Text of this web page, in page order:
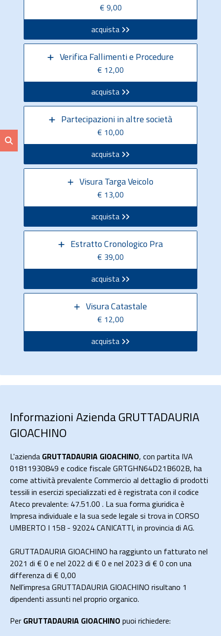
€ 9,00
acquista
Verifica Fallimenti e Procedure
€ 12,00
acquista
Partecipazioni in altre società
€ 10,00
acquista
Visura Targa Veicolo
€ 13,00
acquista
Estratto Cronologico Pra
€ 39,00
acquista
Visura Catastale
€ 12,00
acquista
Informazioni Azienda GRUTTADAURIA
GIOACHINO
L'azienda GRUTTADAURIA GIOACHINO, con partita IVA
01811930849 e codice fiscale GRTGHN64D21B602B, ha
come attività prevalente Commercio al dettaglio di prodotti
tessili in esercizi specializzati ed è registrata con il codice
Ateco prevalente: 47.51.00 . La sua forma giuridica è
Impresa individuale e la sua sede legale si trova in CORSO
UMBERTO I 158 - 92024 CANICATTI, in provincia di AG.
GRUTTADAURIA GIOACHINO ha raggiunto un fatturato nel
2021 di € 0 e nel 2022 di € 0 e nel 2023 di € 0 con una
differenza di € 0,00
Nell'impresa GRUTTADAURIA GIOACHINO risultano 1
dipendenti assunti nel proprio organico.
Per GRUTTADAURIA GIOACHINO puoi richiedere: